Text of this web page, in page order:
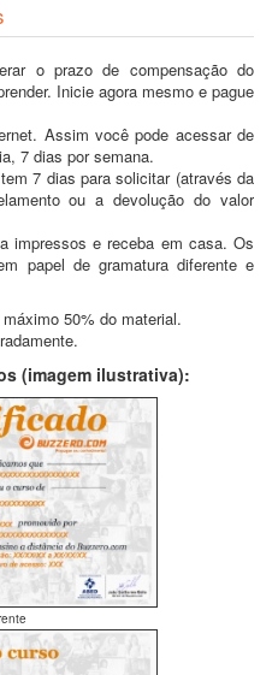
o prazo de compensação do
Inicie agora mesmo e pague
Assim você pode acessar de
7 dias por semana.
7 dias para solicitar (através da
ou a devolução do valor
impressos e receba em casa. Os
papel de gramatura diferente e
50% do material.
(imagem ilustrativa):